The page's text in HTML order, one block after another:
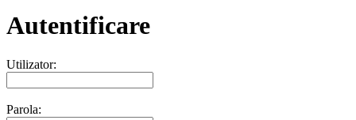
Autentificare
Utilizator:
Parola: